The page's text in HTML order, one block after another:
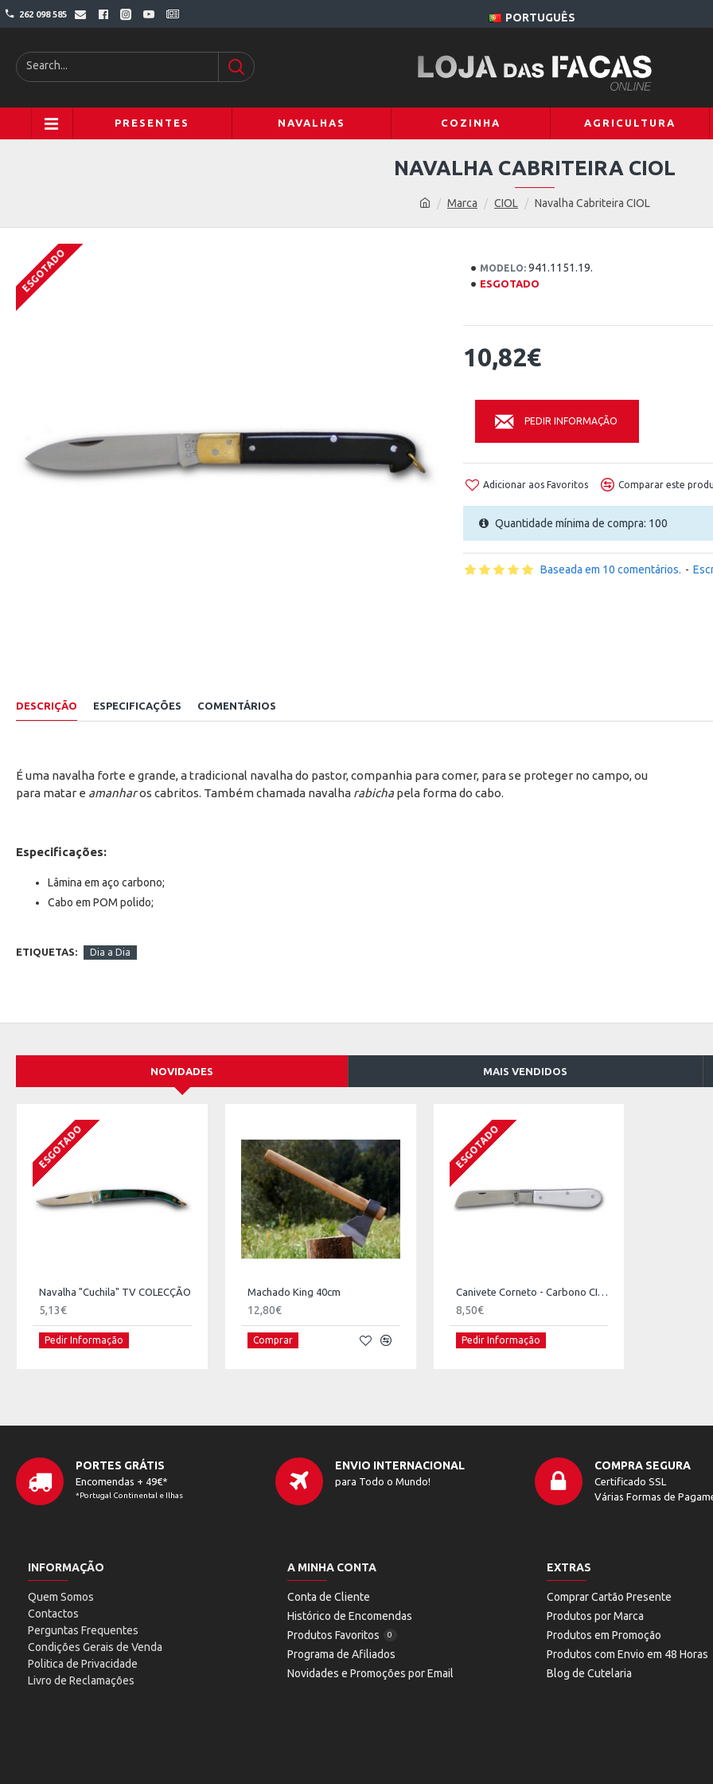
262 098 585 PORTUGUÊS
PRESENTES NAVALHAS COZINHA AGRICULTURA
Marca CIOL Navalha Cabriteira CIOL
NAVALHA CABRITEIRA CIOL
ESGOTADO MODELO: 941.1151.19.
ESGOTADO
Baseada em 10 comentários. -
10,82€
PEDIR INFORMAÇÃO
Adicionar aos Favoritos Comparar este
Quantidade mínima de compra: 100
DESCRIÇÃO ESPECIFICAÇÕES COMENTÁRIOS
É uma navalha forte e grande, a tradicional navalha do pastor, companhia para comer, para se proteger no campo, ou
para matar e amanharos cabritos. Também chamada navalha rabicha pela forma do cabo.
Especificações:
Lâmina em aço carbono;
Cabo em POM polido;
ETIQUETAS: Dia a Dia
NOVIDADES MAIS VENDIDOS
ESGOTADO
Navalha "Cuchila" TV COLECÇÃO
5,13€
Pedir Informação
Machado King 40cm
12,80€
Comprar
ESGOTADO
8,50€
Pedir Informação
PORTES GRÁTIS
Encomendas + 49€*
*Portugal Continental e Ilhas
ENVIO INTERNACIONAL
para Todo o Mundo!
COMPRA SEGURA
Certificado SSL
Várias Formas de
INFORMAÇÃO
Quem Somos
Contactos
Perguntas Frequentes
Condições Gerais de Venda
Politica de Privacidade
Livro de Reclamações
A MINHA CONTA
Conta de Cliente
Histórico de Encomendas
Produtos Favoritos
0
Programa de Afiliados
Novidades e Promoções por Email
EXTRAS
Comprar Cartão Presente
Produtos por Marca
Produtos em Promoção
Produtos com Envio em 48 Horas
Blog de Cutelaria